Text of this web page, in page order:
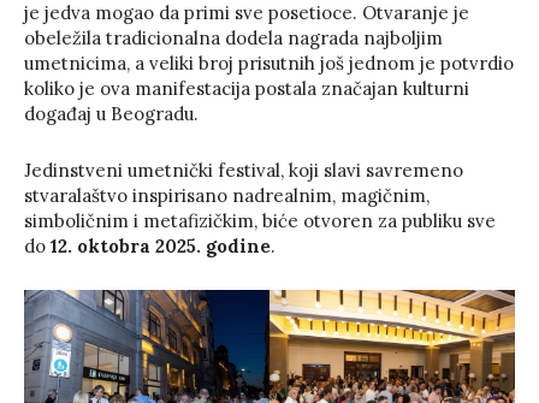
je jedva mogao da primi sve posetioce. Otvaranje je
obeležila tradicionalna dodela nagrada najboljim
umetnicima, a veliki broj prisutnih još jednom je potvrdio
koliko je ova manifestacija postala značajan kulturni
događaj u Beogradu.
Jedinstveni umetnički festival, koji slavi savremeno
stvaralaštvo inspirisano nadrealnim, magičnim,
simboličnim i metafizičkim, biće otvoren za publiku sve
do 12. oktobra 2025. godine.